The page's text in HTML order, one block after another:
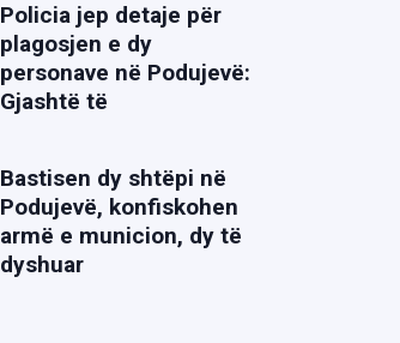
Policia jep detaje për
plagosjen e dy
personave në Podujevë:
Gjashtë të
Bastisen dy shtëpi në
Podujevë, konfiskohen
armë e municion, dy të
dyshuar